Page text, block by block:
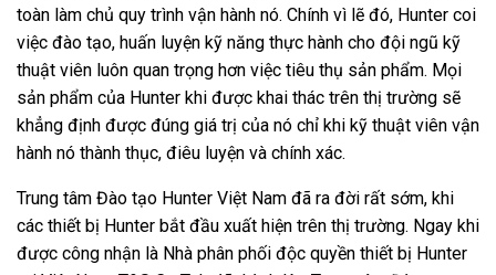
toàn làm chủ quy trình vận hành nó. Chính vì lẽ đó, Hunter coi
việc đào tạo, huấn luyện kỹ năng thực hành cho đội ngũ kỹ
thuật viên luôn quan trọng hơn việc tiêu thụ sản phẩm. Mọi
sản phẩm của Hunter khi được khai thác trên thị trường sẽ
khẳng định được đúng giá trị của nó chỉ khi kỹ thuật viên vận
hành nó thành thục, điêu luyện và chính xác.
Trung tâm Đào tạo Hunter Việt Nam đã ra đời rất sớm, khi
các thiết bị Hunter bắt đầu xuất hiện trên thị trường. Ngay khi
được công nhận là Nhà phân phối độc quyền thiết bị Hunter